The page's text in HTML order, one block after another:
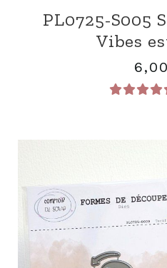
PL0725-S005
Vibes
6,00